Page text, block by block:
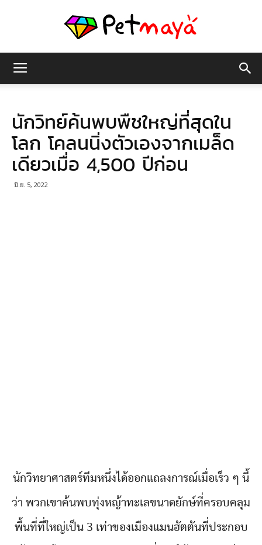
มายา
นักวิทย์ค้นพบพืชใหญ่ที่สุดใน
โลก โคลนนิ่งตัวเองจากเมล็ด
เดียวเมื่อ 4,500 ปีก่อน
มิ.ย. 5, 2022
นักวิทยาศาสตร์ทีมหนึ่งได้ออกแถลงการณ์เมื่อเร็ว ๆ นี้
ว่า พวกเขาค้นพบทุ่งหญ้าทะเลขนาดยักษ์ที่ครอบคลุม
พื้นที่ที่ใหญ่เป็น 3 เท่าของเมืองแมนฮัตตันที่ประกอบ